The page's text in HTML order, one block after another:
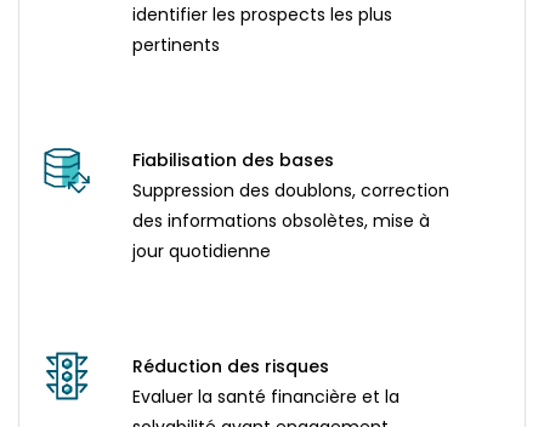
identifier les prospects les plus
pertinents
Fiabilisation des bases
Suppression des doublons, correction
des informations obsolètes, mise à
jour quotidienne
Réduction des risques
Evaluer la santé financière et la